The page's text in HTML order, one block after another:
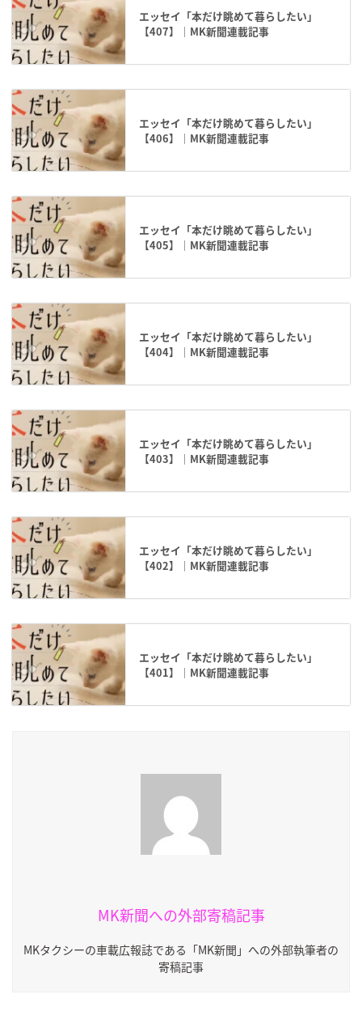
エッセイ「本だけ眺めて暮らしたい」
【407】｜MK新聞連載記事
エッセイ「本だけ眺めて暮らしたい」
【406】｜MK新聞連載記事
エッセイ「本だけ眺めて暮らしたい」
【405】｜MK新聞連載記事
エッセイ「本だけ眺めて暮らしたい」
【404】｜MK新聞連載記事
エッセイ「本だけ眺めて暮らしたい」
【403】｜MK新聞連載記事
エッセイ「本だけ眺めて暮らしたい」
【402】｜MK新聞連載記事
エッセイ「本だけ眺めて暮らしたい」
【401】｜MK新聞連載記事
MK新聞への外部寄稿記事
MKタクシーの車載広報誌である「MK新聞」への外部執筆者の
寄稿記事